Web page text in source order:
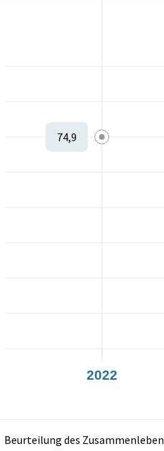
2022
74,9
Beurteilung des